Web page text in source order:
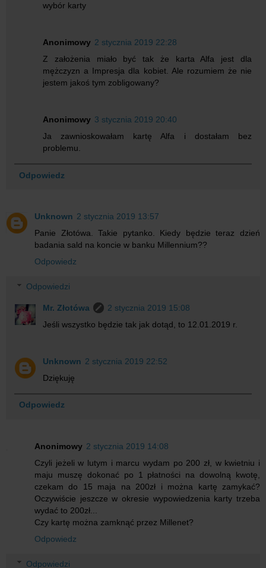
wybór karty
Anonimowy 2 stycznia 2019 22:28
Z założenia miało być tak że karta Alfa jest dla
mężczyzn a Impresja dla kobiet. Ale rozumiem że nie
jestem jakoś tym zobligowany?
Anonimowy 3 stycznia 2019 20:40
Ja zawnioskowałam kartę Alfa i dostałam bez
problemu.
Odpowiedz
Unknown 2 stycznia 2019 13:57
Panie Złotówa. Takie pytanko. Kiedy będzie teraz dzień
badania sald na koncie w banku Millennium??
Odpowiedz
Odpowiedzi
Mr. Złotówa
2 stycznia 2019 15:08
Jeśli wszystko będzie tak jak dotąd, to 12.01.2019 r.
Unknown 2 stycznia 2019 22:52
Dziękuję
Odpowiedz
Anonimowy 2 stycznia 2019 14:08
Czyli jeżeli w lutym i marcu wydam po 200 zł, w kwietniu i
maju muszę dokonać po 1 płatności na dowolną kwotę,
czekam do 15 maja na 200zł i można kartę zamykać?
Oczywiście jeszcze w okresie wypowiedzenia karty trzeba
wydać to 200zł...
Czy kartę można zamknąć przez Millenet?
Odpowiedz
Odpowiedzi